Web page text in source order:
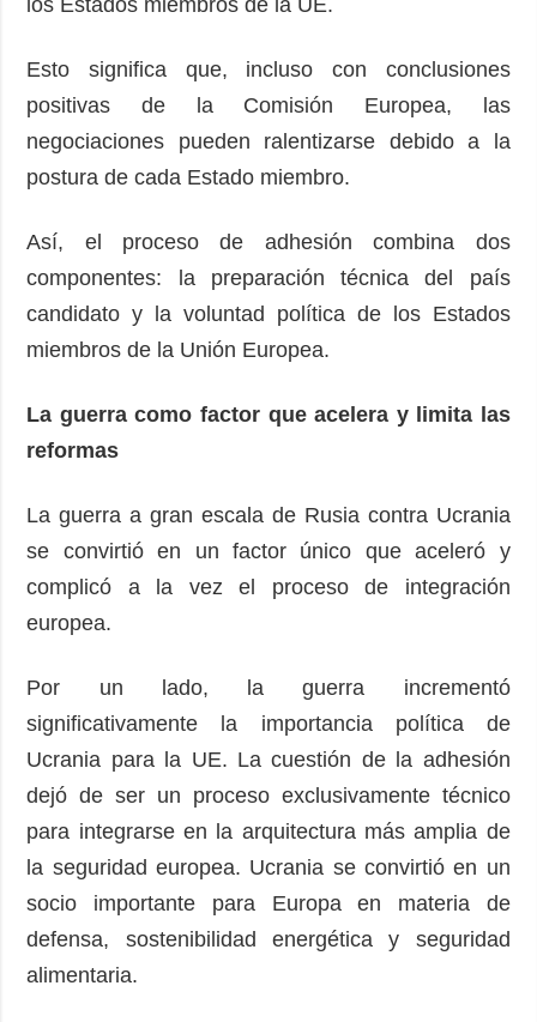
Esto significa que, incluso con conclusiones
positivas de la Comisión Europea, las
negociaciones pueden ralentizarse debido a la
postura de cada Estado miembro.
Así, el proceso de adhesión combina dos
componentes: la preparación técnica del país
candidato y la voluntad política de los Estados
miembros de la Unión Europea.
La guerra como factor que acelera y limita las
reformas
La guerra a gran escala de Rusia contra Ucrania
se convirtió en un factor único que aceleró y
complicó a la vez el proceso de integración
europea.
Por un lado, la guerra incrementó
significativamente la importancia política de
Ucrania para la UE. La cuestión de la adhesión
dejó de ser un proceso exclusivamente técnico
para integrarse en la arquitectura más amplia de
la seguridad europea. Ucrania se convirtió en un
socio importante para Europa en materia de
defensa, sostenibilidad energética y seguridad
alimentaria.